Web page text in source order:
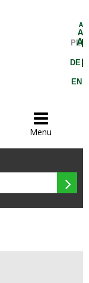
A
A
A
PL
DE
EN

Menu
